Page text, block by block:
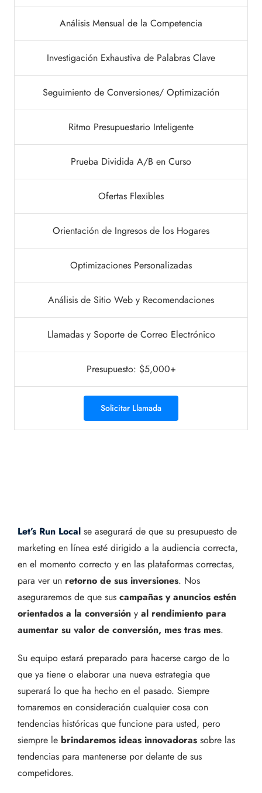
Análisis Mensual de la Competencia
Investigación Exhaustiva de Palabras Clave
Seguimiento de Conversiones/ Optimización
Ritmo Presupuestario Inteligente
Prueba Dividida A/B en Curso
Ofertas Flexibles
Orientación de Ingresos de los Hogares
Optimizaciones Personalizadas
Análisis de Sitio Web y Recomendaciones
Llamadas y Soporte de Correo Electrónico
Presupuesto: $5,000+
Solicitar Llamada
Let’s Run Localse asegurará de que su presupuesto de
marketing en línea esté dirigido a la audiencia correcta,
en el momento correcto y en las plataformas correctas,
para ver un retorno de sus inversiones. Nos
aseguraremos de que sus campañas y anuncios estén
orientados a la conversióny al rendimiento para
aumentar su valor de conversión, mes tras mes.
Su equipo estará preparado para hacerse cargo de lo
que ya tiene o elaborar una nueva estrategia que
superará lo que ha hecho en el pasado. Siempre
tomaremos en consideración cualquier cosa con
tendencias históricas que funcione para usted, pero
siempre le brindaremos ideas innovadorassobre las
tendencias para mantenerse por delante de sus
competidores.